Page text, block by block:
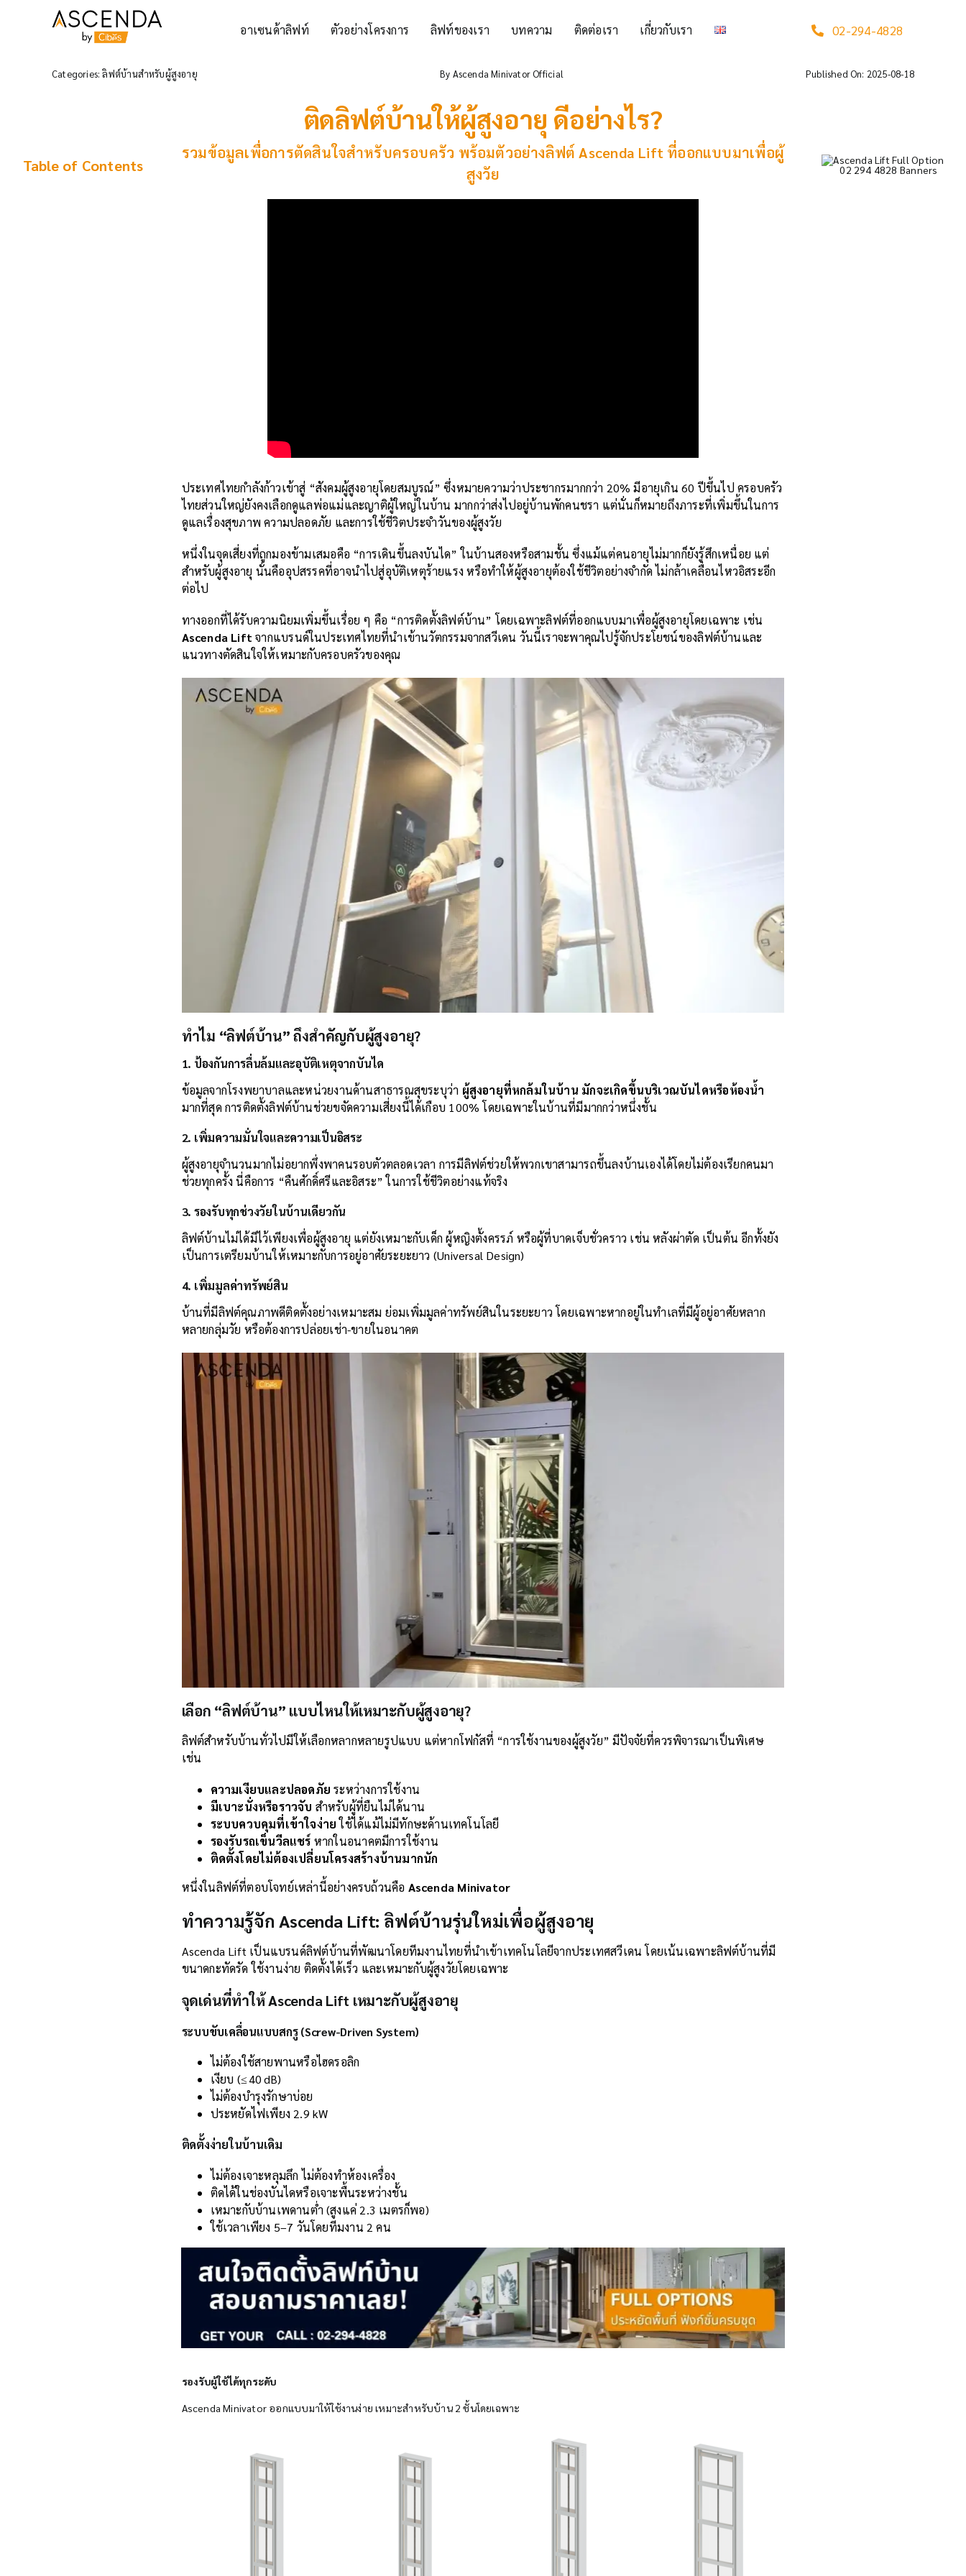
อาเซนด้าลิฟท์ ตัวอย่างโครงการ ลิฟท์ของเรา บทความ ติดต่อเรา เกี่ยวกับเรา 02-294-4828
Categories:ลิฟต์บ้านสำหรับผู้สูงอายุ By Ascenda Minivator Official Published On: 2025-08-18
Table of Contents
ติดลิฟต์บ้านให้ผู้สูงอายุ ดีอย่างไร?
รวมข้อมูลเพื่อการตัดสินใจสำหรับครอบครัว พร้อมตัวอย่างลิฟต์ Ascenda Lift ที่ออกแบบมาเพื่อผู้
สูงวัย
ประเทศไทยกำลังก้าวเข้าสู่ “สังคมผู้สูงอายุโดยสมบูรณ์” ซึ่งหมายความว่าประชากรมากกว่า 20% มีอายุเกิน 60 ปีขึ้นไป ครอบครัว
ไทยส่วนใหญ่ยังคงเลือกดูแลพ่อแม่และญาติผู้ใหญ่ในบ้าน มากกว่าส่งไปอยู่บ้านพักคนชรา แต่นั่นก็หมายถึงภาระที่เพิ่มขึ้นในการ
ดูแลเรื่องสุขภาพ ความปลอดภัย และการใช้ชีวิตประจำวันของผู้สูงวัย
หนึ่งในจุดเสี่ยงที่ถูกมองข้ามเสมอคือ “การเดินขึ้นลงบันได” ในบ้านสองหรือสามชั้น ซึ่งแม้แต่คนอายุไม่มากก็ยังรู้สึกเหนื่อย แต่
สำหรับผู้สูงอายุ นั่นคืออุปสรรคที่อาจนำไปสู่อุบัติเหตุร้ายแรง หรือทำให้ผู้สูงอายุต้องใช้ชีวิตอย่างจำกัด ไม่กล้าเคลื่อนไหวอิสระอีก
ต่อไป
ทางออกที่ได้รับความนิยมเพิ่มขึ้นเรื่อย ๆ คือ “การติดตั้งลิฟต์บ้าน” โดยเฉพาะลิฟต์ที่ออกแบบมาเพื่อผู้สูงอายุโดยเฉพาะ เช่น
Ascenda Lift จากแบรนด์ในประเทศไทยที่นำเข้านวัตกรรมจากสวีเดน วันนี้เราจะพาคุณไปรู้จักประโยชน์ของลิฟต์บ้านและ
แนวทางตัดสินใจให้เหมาะกับครอบครัวของคุณ
ทำไม “ลิฟต์บ้าน” ถึงสำคัญกับผู้สูงอายุ?
1. ป้องกันการลื่นล้มและอุบัติเหตุจากบันได
ข้อมูลจากโรงพยาบาลและหน่วยงานด้านสาธารณสุขระบุว่า ผู้สูงอายุที่หกล้มในบ้าน มักจะเกิดขึ้นบริเวณบันไดหรือห้องน้ำ
มากที่สุด การติดตั้งลิฟต์บ้านช่วยขจัดความเสี่ยงนี้ได้เกือบ 100% โดยเฉพาะในบ้านที่มีมากกว่าหนึ่งชั้น
2. เพิ่มความมั่นใจและความเป็นอิสระ
ผู้สูงอายุจำนวนมากไม่อยากพึ่งพาคนรอบตัวตลอดเวลา การมีลิฟต์ช่วยให้พวกเขาสามารถขึ้นลงบ้านเองได้โดยไม่ต้องเรียกคนมา
ช่วยทุกครั้ง นี่คือการ “คืนศักดิ์ศรีและอิสระ” ในการใช้ชีวิตอย่างแท้จริง
3. รองรับทุกช่วงวัยในบ้านเดียวกัน
ลิฟต์บ้านไม่ได้มีไว้เพียงเพื่อผู้สูงอายุ แต่ยังเหมาะกับเด็ก ผู้หญิงตั้งครรภ์ หรือผู้ที่บาดเจ็บชั่วคราว เช่น หลังผ่าตัด เป็นต้น อีกทั้งยัง
เป็นการเตรียมบ้านให้เหมาะกับการอยู่อาศัยระยะยาว (Universal Design)
4. เพิ่มมูลค่าทรัพย์สิน
บ้านที่มีลิฟต์คุณภาพดีติดตั้งอย่างเหมาะสม ย่อมเพิ่มมูลค่าทรัพย์สินในระยะยาว โดยเฉพาะหากอยู่ในทำเลที่มีผู้อยู่อาศัยหลาก
หลายกลุ่มวัย หรือต้องการปล่อยเช่า-ขายในอนาคต
เลือก “ลิฟต์บ้าน” แบบไหนให้เหมาะกับผู้สูงอายุ?
ลิฟต์สำหรับบ้านทั่วไปมีให้เลือกหลากหลายรูปแบบ แต่หากโฟกัสที่ “การใช้งานของผู้สูงวัย” มีปัจจัยที่ควรพิจารณาเป็นพิเศษ
เช่น
ความเงียบและปลอดภัย ระหว่างการใช้งาน
มีเบาะนั่งหรือราวจับ สำหรับผู้ที่ยืนไม่ได้นาน
ระบบควบคุมที่เข้าใจง่ายใช้ได้แม้ไม่มีทักษะด้านเทคโนโลยี
รองรับรถเข็นวีลแชร์ หากในอนาคตมีการใช้งาน
ติดตั้งโดยไม่ต้องเปลี่ยนโครงสร้างบ้านมากนัก
หนึ่งในลิฟต์ที่ตอบโจทย์เหล่านี้อย่างครบถ้วนคือ Ascenda Minivator
ทำความรู้จัก Ascenda Lift: ลิฟต์บ้านรุ่นใหม่เพื่อผู้สูงอายุ
Ascenda Lift เป็นแบรนด์ลิฟต์บ้านที่พัฒนาโดยทีมงานไทยที่นำเข้าเทคโนโลยีจากประเทศสวีเดน โดยเน้นเฉพาะลิฟต์บ้านที่มี
ขนาดกะทัดรัด ใช้งานง่าย ติดตั้งได้เร็ว และเหมาะกับผู้สูงวัยโดยเฉพาะ
จุดเด่นที่ทำให้ Ascenda Lift เหมาะกับผู้สูงอายุ
ระบบขับเคลื่อนแบบสกรู (Screw-Driven System)
ไม่ต้องใช้สายพานหรือไฮดรอลิก
เงียบ (≤ 40 dB)
ไม่ต้องบำรุงรักษาบ่อย
ประหยัดไฟเพียง 2.9 kW
ติดตั้งง่ายในบ้านเดิม
ไม่ต้องเจาะหลุมลึก ไม่ต้องทำห้องเครื่อง
ติดได้ในช่องบันไดหรือเจาะพื้นระหว่างชั้น
เหมาะกับบ้านเพดานต่ำ (สูงแค่ 2.3 เมตรก็พอ)
ใช้เวลาเพียง 5–7 วันโดยทีมงาน 2 คน
รองรับผู้ใช้ได้ทุกระดับ
Ascenda Minivator ออกแบบมาให้ใช้งานง่าย เหมาะสำหรับบ้าน 2 ชั้นโดยเฉพาะ